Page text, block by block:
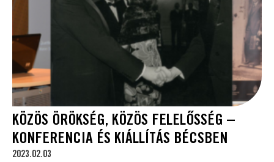
KÖZÖS ÖRÖKSÉG, KÖZÖS FELELŐSSÉG –
KONFERENCIA ÉS KIÁLLÍTÁS BÉCSBEN
2023.02.03